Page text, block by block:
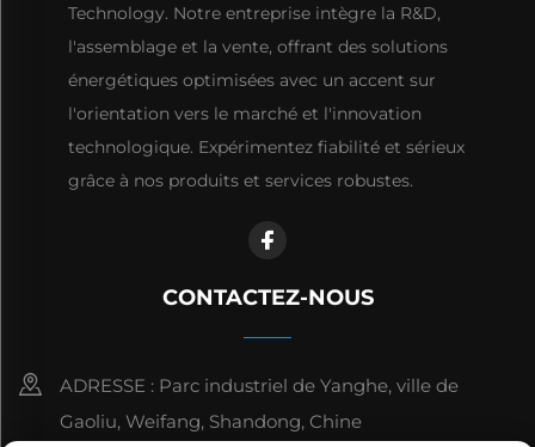
Technology. Notre entreprise intègre la R&D,
l'assemblage et la vente, offrant des solutions
énergétiques optimisées avec un accent sur
l'orientation vers le marché et l'innovation
technologique. Expérimentez fiabilité et sérieux
grâce à nos produits et services robustes.
CONTACTEZ-NOUS
ADRESSE : Parc industriel de Yanghe, ville de
Gaoliu, Weifang, Shandong, Chine